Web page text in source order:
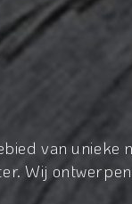
van
Wij